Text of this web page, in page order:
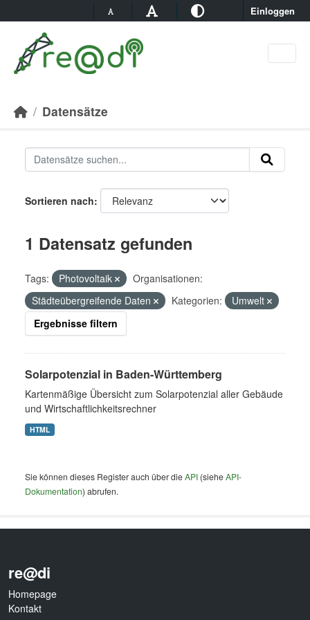
Einloggen
Datensätze
Sortieren nach
1 Datensatz gefunden
Tags: Photovoltaik
Organisationen:
Städteübergreifende Daten
Kategorien:
Umwelt
Ergebnisse filtern
Solarpotenzial in Baden-Württemberg
Kartenmäßige Übersicht zum Solarpotenzial aller Gebäude
und Wirtschaftlichkeitsrechner
HTML
Sie können dieses Register auch über dieAPI (sieheAPI-
Dokumentation) abrufen.
re@di
Homepage
Kontakt